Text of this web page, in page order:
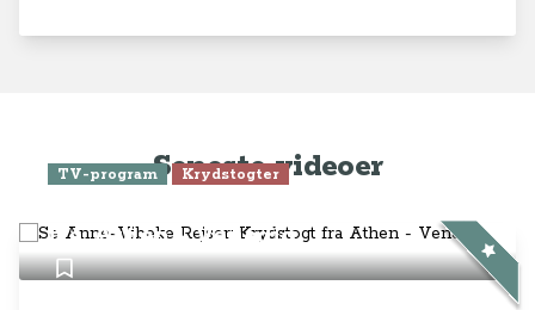
Seneste videoer
TV-program Krydstogter
fra Athen - Venedig